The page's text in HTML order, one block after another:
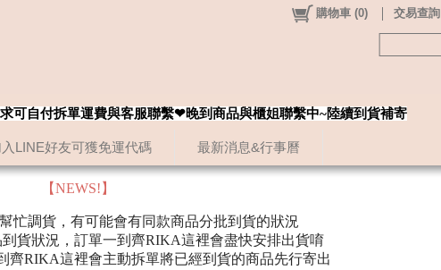
入LINE好友可獲免運代碼 最新消息&行事曆
購物車 (0) 交易查詢
可自付拆單運費與客服聯繫❤晚到商品與櫃姐聯繫中~陸續到貨補寄